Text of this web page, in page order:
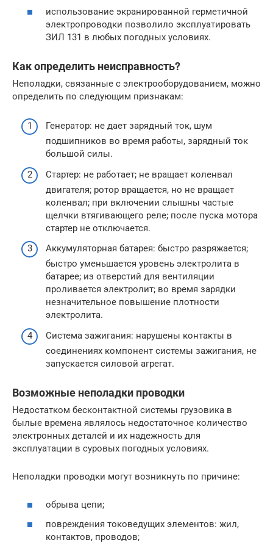
использование экранированной герметичной
электропроводки позволило эксплуатировать
ЗИЛ 131 в любых погодных условиях.
Как определить неисправность?
Неполадки, связанные с электрооборудованием, можно
определить по следующим признакам:
Генератор: не дает зарядный ток, шум
подшипников во время работы, зарядный ток
большой силы.
Стартер: не работает; не вращает коленвал
двигателя; ротор вращается, но не вращает
коленвал; при включении слышны частые
щелчки втягивающего реле; после пуска мотора
стартер не отключается.
Аккумуляторная батарея: быстро разряжается;
быстро уменьшается уровень электролита в
батарее; из отверстий для вентиляции
проливается электролит; во время зарядки
незначительное повышение плотности
электролита.
Система зажигания: нарушены контакты в
соединениях компонент системы зажигания, не
запускается силовой агрегат.
Возможные неполадки проводки
Недостатком бесконтактной системы грузовика в
былые времена являлось недостаточное количество
электронных деталей и их надежность для
эксплуатации в суровых погодных условиях.
Неполадки проводки могут возникнуть по причине:
обрыва цепи;
повреждения токоведущих элементов: жил,
контактов, проводов;